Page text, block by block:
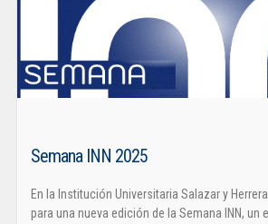
Semana INN 2025
En la Institución Universitaria Salazar y
para una nueva edición de la Semana INN, un